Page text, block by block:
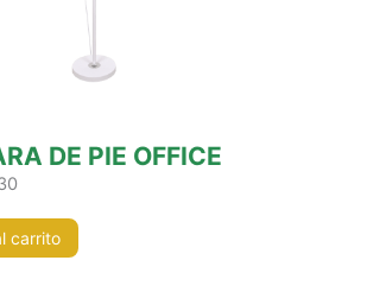
DE PIE OFFICE
carrito